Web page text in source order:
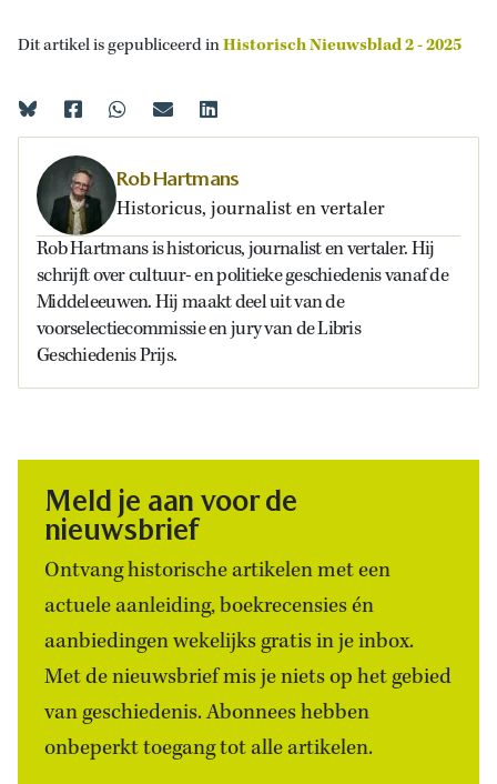
Dit artikel is gepubliceerd inHistorisch Nieuwsblad 2 - 2025
Rob Hartmans
Historicus, journalist en vertaler
Rob Hartmans is historicus, journalist en vertaler. Hij
schrijft over cultuur- en politieke geschiedenis vanaf de
Middeleeuwen. Hij maakt deel uit van de
voorselectiecommissie en jury van de Libris
Geschiedenis Prijs.
Meld je aan voor de
nieuwsbrief
Ontvang historische artikelen met een
actuele aanleiding, boekrecensies én
aanbiedingen wekelijks gratis in je inbox.
Met de nieuwsbrief mis je niets op het gebied
van geschiedenis. Abonnees hebben
onbeperkt toegang tot alle artikelen.